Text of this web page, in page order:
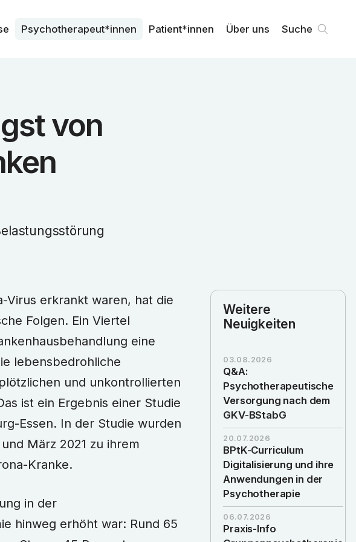
Psycho­therapeut*innen Patient*innen Über uns Suche
von
Virus erkrankt waren, hat die
Folgen. Ein Viertel
eine
lebensbedrohliche
und unkontrollierten
ist ein Ergebnis einer Studie
Essen. In der Studie wurden
März 2021 zu ihrem
Kranke.
in der
hinweg erhöht war: Rund 65
Weitere
Neuigkeiten
03.08.2026
Q&A:
Psychotherapeutische
Versorgung nach dem
GKV-BStabG
20.07.2026
BPtK-Curriculum
Digitalisierung und ihre
Anwendungen in der
Psychotherapie
06.07.2026
Praxis-Info